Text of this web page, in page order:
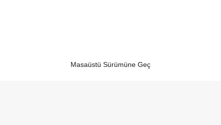
Masaüstü Sürümüne Geç